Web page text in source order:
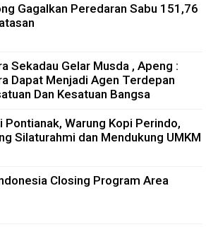
Gagalkan Peredaran Sabu 151,76
Sekadau Gelar Musda , Apeng :
Dapat Menjadi Agen Terdepan
Dan Kesatuan Bangsa
Pontianak, Warung Kopi Perindo,
Silaturahmi dan Mendukung UMKM
Closing Program Area